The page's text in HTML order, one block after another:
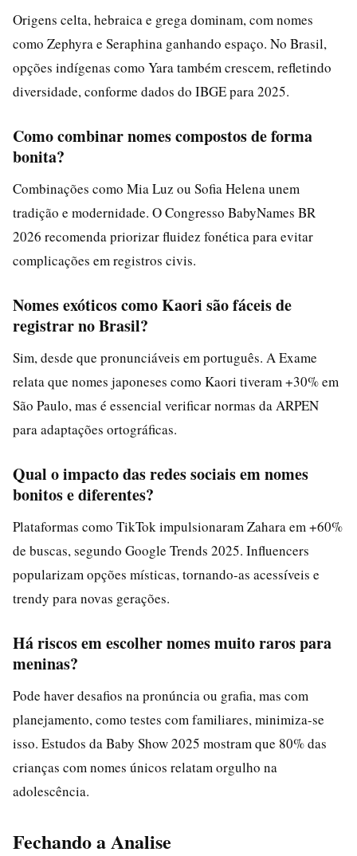
Origens celta, hebraica e grega dominam, com nomes
como Zephyra e Seraphina ganhando espaço. No Brasil,
opções indígenas como Yara também crescem, refletindo
diversidade, conforme dados do IBGE para 2025.
Como combinar nomes compostos de forma
bonita?
Combinações como Mia Luz ou Sofia Helena unem
tradição e modernidade. O Congresso BabyNames BR
2026 recomenda priorizar fluidez fonética para evitar
complicações em registros civis.
Nomes exóticos como Kaori são fáceis de
registrar no Brasil?
Sim, desde que pronunciáveis em português. A Exame
relata que nomes japoneses como Kaori tiveram +30% em
São Paulo, mas é essencial verificar normas da ARPEN
para adaptações ortográficas.
Qual o impacto das redes sociais em nomes
bonitos e diferentes?
Plataformas como TikTok impulsionaram Zahara em +60%
de buscas, segundo Google Trends 2025. Influencers
popularizam opções místicas, tornando-as acessíveis e
trendy para novas gerações.
Há riscos em escolher nomes muito raros para
meninas?
Pode haver desafios na pronúncia ou grafia, mas com
planejamento, como testes com familiares, minimiza-se
isso. Estudos da Baby Show 2025 mostram que 80% das
crianças com nomes únicos relatam orgulho na
adolescência.
Fechando a Analise